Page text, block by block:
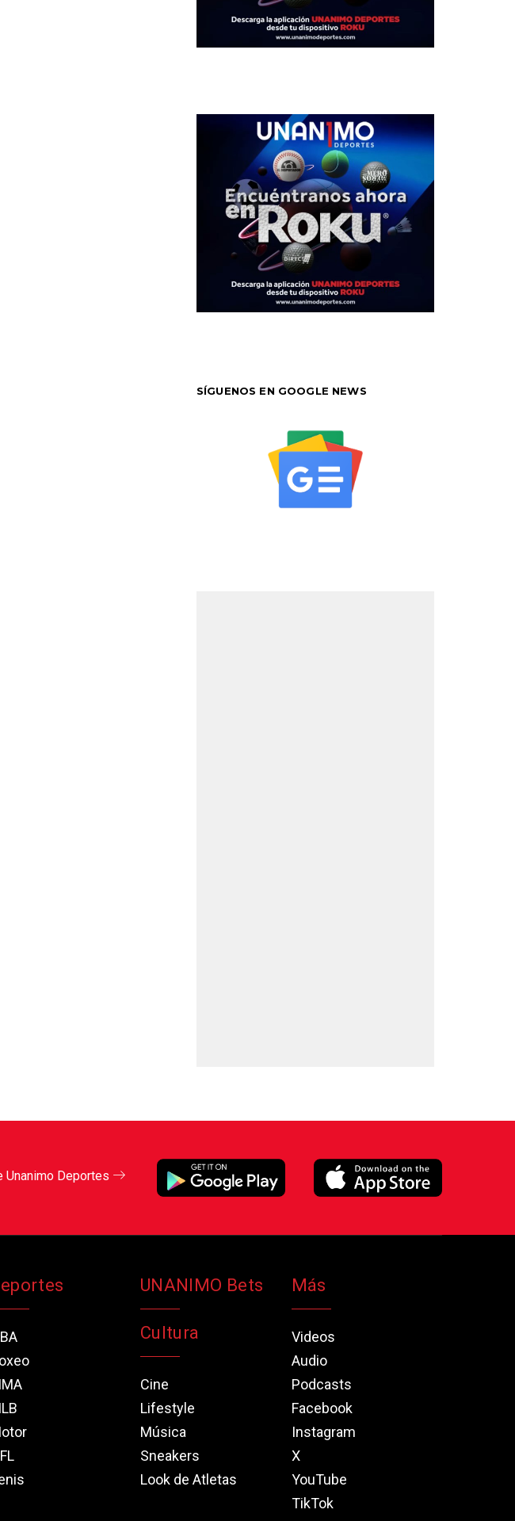
SÍGUENOS EN GOOGLE NEWS
Unanimo Deportes
UNANIMO Bets
Cultura
Cine
Lifestyle
Música
Sneakers
Look de Atletas
Más
Videos
Audio
Podcasts
Facebook
Instagram
X
YouTube
TikTok